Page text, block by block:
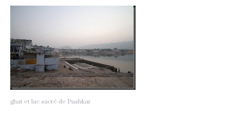
ghat et lac sacré de Pushkar